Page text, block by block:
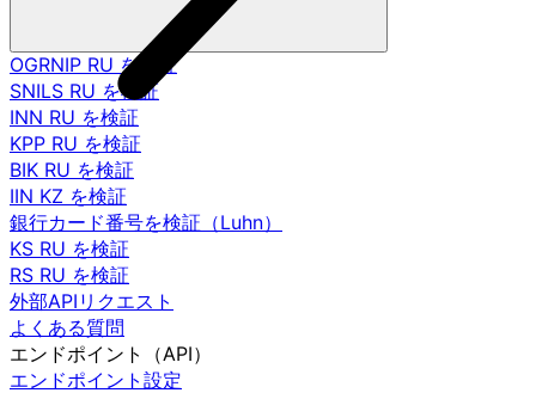
OGRNIP RU を検証
SNILS RU を検証
INN RU を検証
KPP RU を検証
BIK RU を検証
IIN KZ を検証
銀行カード番号を検証（Luhn）
KS RU を検証
RS RU を検証
外部APIリクエスト
よくある質問
エンドポイント（API）
エンドポイント設定